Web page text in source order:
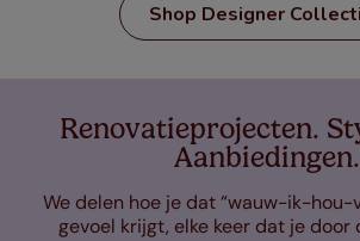
Shop Designer
Renovatieprojecten.
Aanbiedingen.
We delen hoe je dat “wauw-ik-
gevoel krijgt, elke keer dat je door